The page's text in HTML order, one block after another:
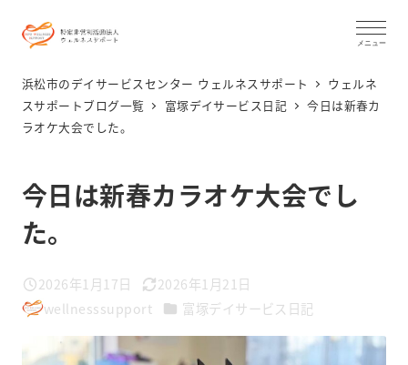
メニュー
浜松市のデイサービスセンター ウェルネスサポート
ウェルネ
スサポートブログ一覧
富塚デイサービス日記
今日は新春カ
ラオケ大会でした。
今日は新春カラオケ大会でし
た。
投稿日
2026年1月17日
更新日
2026年1月21日
著
wellnesssupport カテゴリー
富塚デイサービス日記